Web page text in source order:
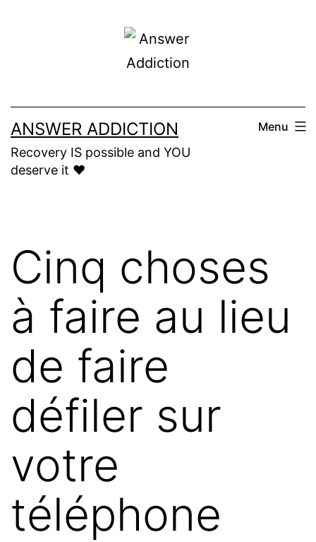
ANSWER ADDICTION
Recovery IS possible and YOU
deserve it ❤️
Menu
Cinq choses
à faire au lieu
de faire
défiler sur
votre
téléphone